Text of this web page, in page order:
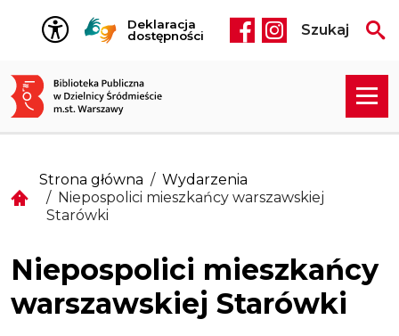
Przejdź do treści
Deklaracja
dostępności
Social media
Szukaj
Strona główna
Wydarzenia
Niepospolici mieszkańcy warszawskiej
Starówki
Niepospolici mieszkańcy
warszawskiej Starówki